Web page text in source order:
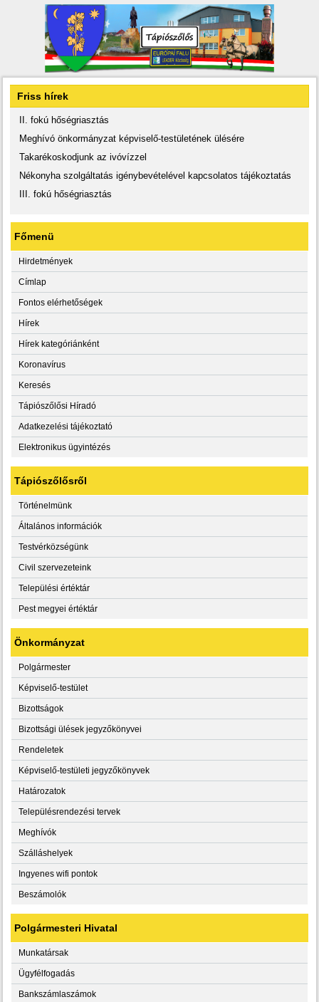
Friss hírek
II. fokú hőségriasztás
Meghívó önkormányzat képviselő-testületének ülésére
Takarékoskodjunk az ivóvízzel
Nékonyha szolgáltatás igénybevételével kapcsolatos tájékoztatás
III. fokú hőségriasztás
Főmenü
Hirdetmények
Címlap
Fontos elérhetőségek
Hírek
Hírek kategóriánként
Koronavírus
Keresés
Tápiószőlősi Híradó
Adatkezelési tájékoztató
Elektronikus ügyintézés
Tápiószőlősről
Történelmünk
Általános információk
Testvérközségünk
Civil szervezeteink
Települési értéktár
Pest megyei értéktár
Önkormányzat
Polgármester
Képviselő-testület
Bizottságok
Bizottsági ülések jegyzőkönyvei
Rendeletek
Képviselő-testületi jegyzőkönyvek
Határozatok
Településrendezési tervek
Meghívók
Szálláshelyek
Ingyenes wifi pontok
Beszámolók
Polgármesteri Hivatal
Munkatársak
Ügyfélfogadás
Bankszámlaszámok